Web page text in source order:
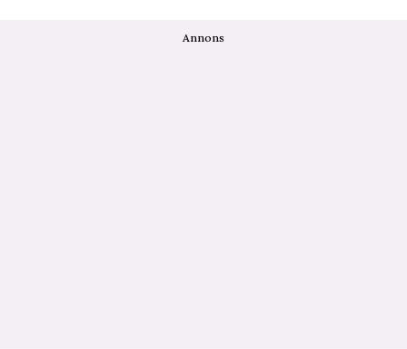
Annons